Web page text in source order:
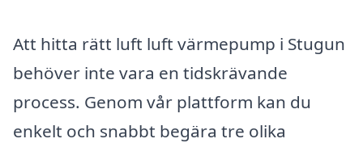
Att hitta rätt luft luft värmepump i Stugun
behöver inte vara en tidskrävande
process. Genom vår plattform kan du
enkelt och snabbt begära tre olika